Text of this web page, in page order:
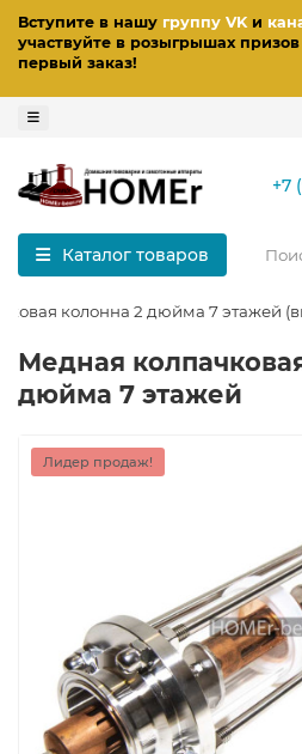
Вступите в нашу группу VKи
участвуйте в розыгрышах призов
первый заказ!
+7
Каталог товаров
колонна 2 дюйма 7 этажей
Медная
дюйма 7 этажей
Лидер продаж!